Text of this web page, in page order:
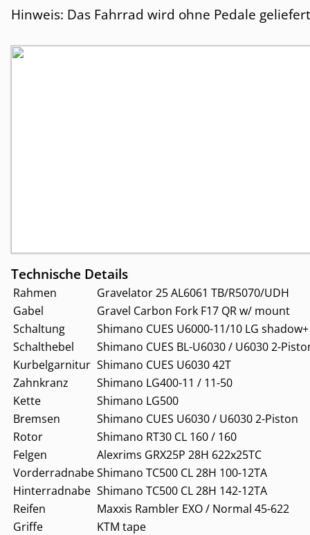
Hinweis: Das Fahrrad wird ohne Pedale
Technische Details
Rahmen
Gravelator 25 AL6061 TB/R5070/UDH
Gabel
Gravel Carbon Fork F17 QR w/ mount
Schaltung
Shimano CUES U6000-11/10 LG shadow+
Schalthebel
Shimano CUES BL-U6030 / U6030 2-
Kurbelgarnitur Shimano CUES U6030 42T
Zahnkranz
Shimano LG400-11 / 11-50
Kette
Shimano LG500
Bremsen
Shimano CUES U6030 / U6030 2-Piston
Rotor
Shimano RT30 CL 160 / 160
Felgen
Alexrims GRX25P 28H 622x25TC
VorderradnabeShimano TC500 CL 28H 100-12TA
Hinterradnabe Shimano TC500 CL 28H 142-12TA
Reifen
Maxxis Rambler EXO / Normal 45-622
Griffe
KTM tape